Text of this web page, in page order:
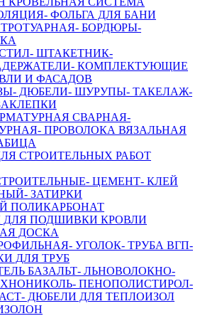
ФОЛЬГА ДЛЯ БАНИ
БОРДЮРЫ-
ШТАКЕТНИК-
КОМПЛЕКТУЮЩИЕ
И ФАСАДОВ
ДЮБЕЛИ- ШУРУПЫ- ТАКЕЛАЖ-
СВАРНАЯ-
ПРОВОЛОКА ВЯЗАЛЬНАЯ
СТРОИТЕЛЬНЫХ РАБОТ
ЦЕМЕНТ- КЛЕЙ
ЗАТИРКИ
ПОЛИКАРБОНАТ
ПОДШИВКИ КРОВЛИ
ДОСКА
УГОЛОК- ТРУБА ВГП-
ДЛЯ ТРУБ
БАЗАЛЬТ- ЛЬНОВОЛОКНО-
ПЕНОПОЛИСТИРОЛ-
ДЮБЕЛИ ДЛЯ ТЕПЛОИЗОЛ